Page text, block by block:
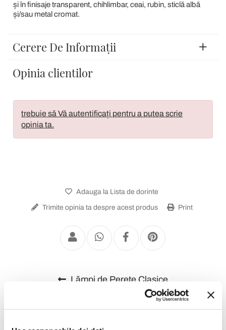
și în finisaje transparent, chihlimbar, ceai, rubin, sticlă albă
și/sau metal cromat.
Cerere De Informații
Opinia clientilor
trebuie să Vă autentificați pentru a putea scrie
opinia ta.
Adauga la Lista de dorinte
Trimite opinia ta despre acest produs Print
Lămpi de Perete Clasice